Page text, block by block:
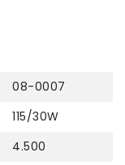
08-0007
115/30W
4.500